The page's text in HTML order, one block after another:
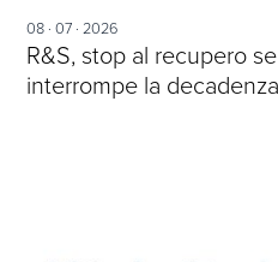
08 · 07 · 2026
R&S, stop al recupero
interrompe la decadenza